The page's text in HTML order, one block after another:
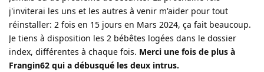
j'inviterai les uns et les autres à venir m'aider pour tout
réinstaller: 2 fois en 15 jours en Mars 2024, ça fait beaucoup.
Je tiens à disposition les 2 bébêtes logées dans le dossier
index, différentes à chaque fois. Merci une fois de plus à
Frangin62 qui a débusqué les deux intrus.